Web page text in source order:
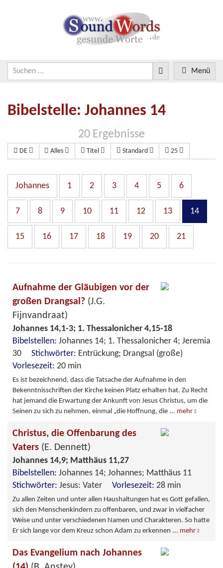
Menü
Bibelstelle: Johannes 14
20 Ergebnisse
DE Alles Titel Standard 25
Johannes 1 2 3 4 5 6
7 8 9 10 11 12 13 14
15 16 17 18 19 20 21
Aufnahme der Gläubigen vor der
großen Drangsal? (J.G.
Fijnvandraat)
Johannes 14,1-3; 1. Thessalonicher 4,15-18
Bibelstellen: Johannes 14; 1. Thessalonicher 4; Jeremia
30 Stichwörter: Entrückung; Drangsal (große)
Vorlesezeit: 20 min
Es ist bezeichnend, dass die Tatsache der Aufnahme in den
Bekenntnisschriften der Kirche keinen Platz erhalten hat. Zu Recht
hat jemand die Erwartung der Ankunft von Jesus Christus, um die
Seinen zu sich zu nehmen, einmal „die Hoffnung, die ... mehr
Christus, die Offenbarung des
Vaters (E. Dennett)
Johannes 14,9; Matthäus 11,27
Bibelstellen: Johannes 14; Johannes; Matthäus 11
Stichwörter: Jesus: Vater Vorlesezeit: 28 min
Zu allen Zeiten und unter allen Haushaltungen hat es Gott gefallen,
sich den Menschenkindern zu offenbaren, und zwar in vielfacher
Weise und unter verschiedenen Namen und Charakteren. So hatte
Er sich lange vor dem Kreuz schon Adam zu erkennen ... mehr
Das Evangelium nach Johannes